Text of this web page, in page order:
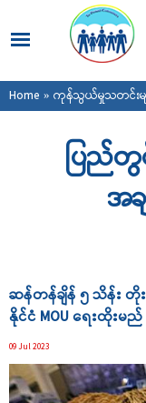
You are here
Home » ကုန်သွယ်မှုသတင်းမျ
ပြည်
အ
ဆန်တန်ချိန် ၅ သိန်း တို
နိုင်ငံ MOU ရေးထိုးမည်
09 Jul 2023
Pages